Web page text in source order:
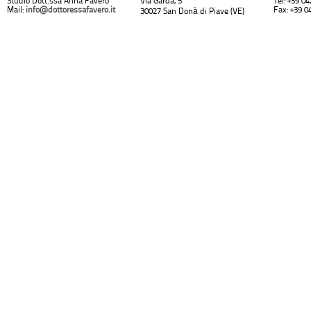
Mail: info@dottoressafavero.it
30027 San Donà di Piave (VE)
Fax: +39